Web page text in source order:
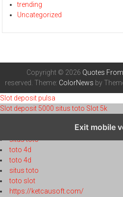
trending
Uncategorized
Copyright © 2026 Quotes
reserved. Theme: ColorNews by
Slot deposit pulsa
Slot deposit 5000 situs toto Slot 5k
Exit mobile
situs toto
toto 4d
toto 4d
situs toto
toto slot
https://ketcausoft.com/